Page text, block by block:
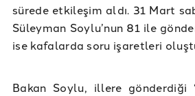
sürede etkileşim aldı. 31 Mart
Süleyman Soylu’nun 81 ile
ise kafalarda soru işaretleri
Bakan Soylu, illere gönderdiği